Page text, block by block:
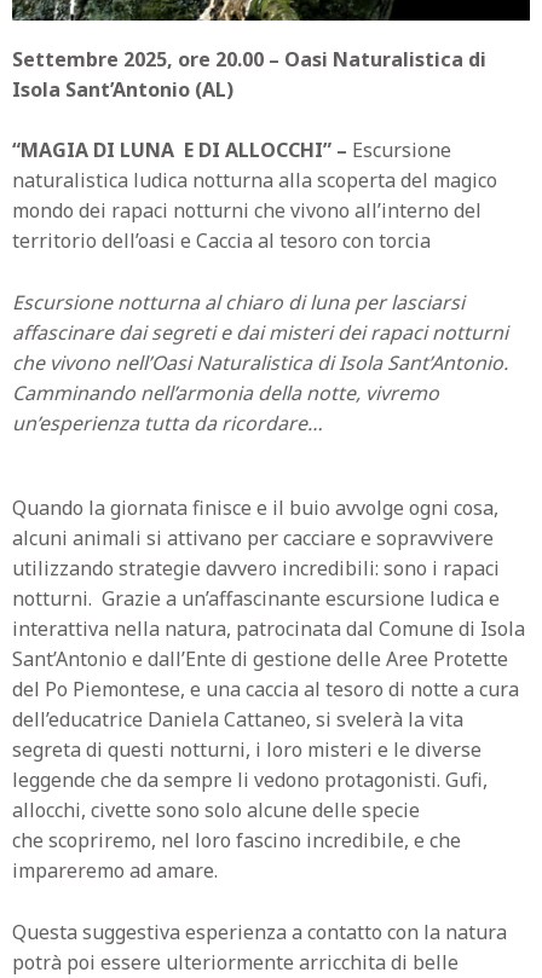
Settembre 2025, ore 20.00 – Oasi Naturalistica di
Isola Sant’Antonio (AL)
“MAGIA DI LUNA E DI ALLOCCHI” – Escursione
naturalistica ludica notturna alla scoperta del magico
mondo dei rapaci notturni che vivono all’interno del
territorio dell’oasi e Caccia al tesoro con torcia
Escursione notturna al chiaro di luna per lasciarsi
affascinare dai segreti e dai misteri dei rapaci notturni
che vivono nell’Oasi Naturalistica di Isola Sant’Antonio.
Camminando nell’armonia della notte, vivremo
un’esperienza tutta da ricordare…
Quando la giornata finisce e il buio avvolge ogni cosa,
alcuni animali si attivano per cacciare e sopravvivere
utilizzando strategie davvero incredibili: sono i rapaci
notturni. Grazie a un’affascinante escursione ludica e
interattiva nella natura, patrocinata dal Comune di Isola
Sant’Antonio e dall’Ente di gestione delle Aree Protette
del Po Piemontese, e una caccia al tesoro di notte a cura
dell’educatrice Daniela Cattaneo, si svelerà la vita
segreta di questi notturni, i loro misteri e le diverse
leggende che da sempre li vedono protagonisti. Gufi,
allocchi, civette sono solo alcune delle specie
che scopriremo, nel loro fascino incredibile, e che
impareremo ad amare.
Questa suggestiva esperienza a contatto con la natura
potrà poi essere ulteriormente arricchita di belle